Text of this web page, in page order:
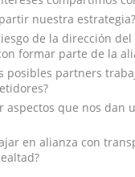
nuestra estrategia?
de la dirección
formar parte de la
posibles partners
aspectos que nos dan
en alianza con